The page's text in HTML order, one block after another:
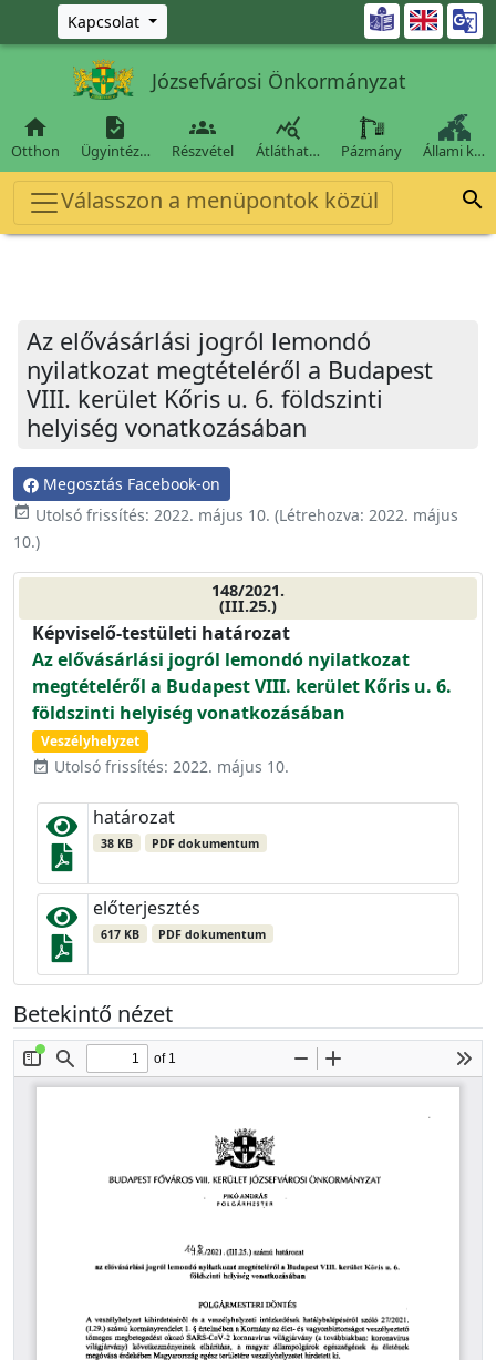
Ugrás a fő tartalomra
Kapcsolat 
Józsefvárosi Önkormányzat

Otthon

Ügyintéz…

Részvétel

Átláthat… Pázmány Állami k…
Válasszon a menüpontok közül 
Az elővásárlási jogról lemondó
nyilatkozat megtételéről a Budapest
VIII. kerület Kőris u. 6. földszinti
helyiség vonatkozásában
Megosztás Facebook-on
event_available Utolsó frissítés: 2022. május 10. (Létrehozva: 2022. május
10.)
148/2021.
(III.25.)
Képviselő-testületi határozat
Az elővásárlási jogról lemondó nyilatkozat
megtételéről a Budapest VIII. kerület Kőris u. 6.
földszinti helyiség vonatkozásában
Veszélyhelyzet
event_available Utolsó frissítés: 2022. május 10.
határozat
38 KB PDF dokumentum
előterjesztés
617 KB PDF dokumentum
Betekintő nézet